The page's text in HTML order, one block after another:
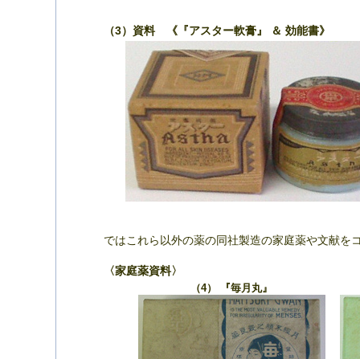
（3）資料 《『アスター軟膏』 ＆ 効能書》
ではこれら以外の薬の同社製造の家庭薬や文献を
〈家庭薬資料〉
（4） 『毎月丸』